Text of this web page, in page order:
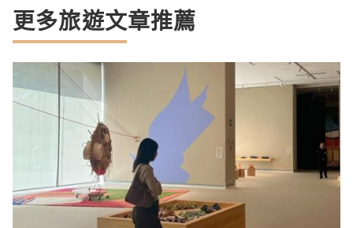
更多旅遊文章推薦